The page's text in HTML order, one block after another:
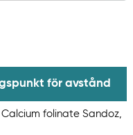
för avstånd
folinate Sandoz,